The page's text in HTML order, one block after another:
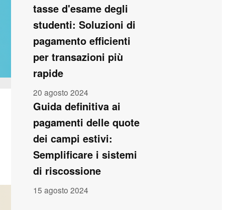
tasse d'esame degli
studenti: Soluzioni di
pagamento efficienti
per transazioni più
rapide
20 agosto 2024
Guida definitiva ai
pagamenti delle quote
dei campi estivi:
Semplificare i sistemi
di riscossione
15 agosto 2024